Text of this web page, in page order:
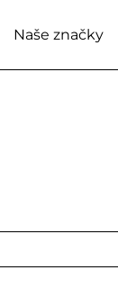
Naše značky